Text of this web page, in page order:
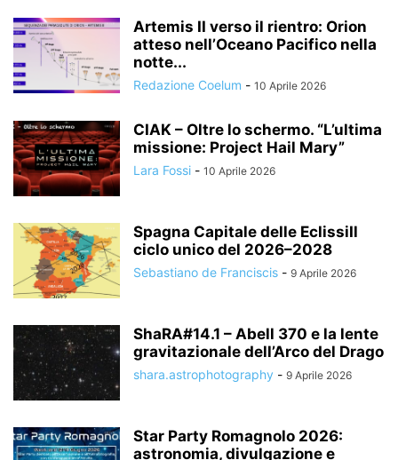
Artemis II verso il rientro: Orion
atteso nell’Oceano Pacifico nella
notte...
Redazione Coelum - 10 Aprile 2026
CIAK – Oltre lo schermo. “L’ultima
missione: Project Hail Mary”
Lara Fossi - 10 Aprile 2026
Spagna Capitale delle EclissiIl
ciclo unico del 2026–2028
Sebastiano de Franciscis - 9 Aprile 2026
ShaRA#14.1 – Abell 370 e la lente
gravitazionale dell’Arco del Drago
shara.astrophotography - 9 Aprile 2026
Star Party Romagnolo 2026:
astronomia, divulgazione e